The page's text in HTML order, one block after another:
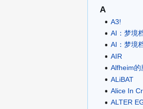
A
A3!
AI：梦境
AI：梦境
AIR
Alfheim的
ALiBAT
Alice In
ALTER